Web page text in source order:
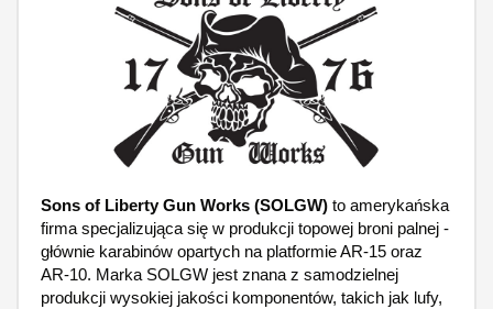
Sons of Liberty Gun Works (SOLGW) to amerykańska
firma specjalizująca się w produkcji topowej broni palnej -
głównie karabinów opartych na platformie AR-15 oraz
AR-10. Marka SOLGW jest znana z samodzielnej
produkcji wysokiej jakości komponentów, takich jak lufy,